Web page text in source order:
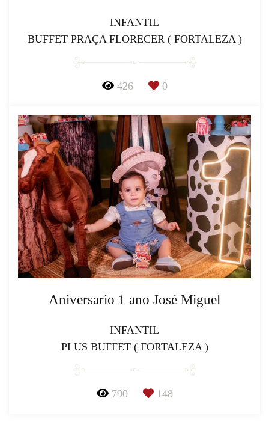
INFANTIL
BUFFET PRAÇA FLORECER ( FORTALEZA )
426 0
Aniversario 1 ano José Miguel
INFANTIL
PLUS BUFFET ( FORTALEZA )
790 148